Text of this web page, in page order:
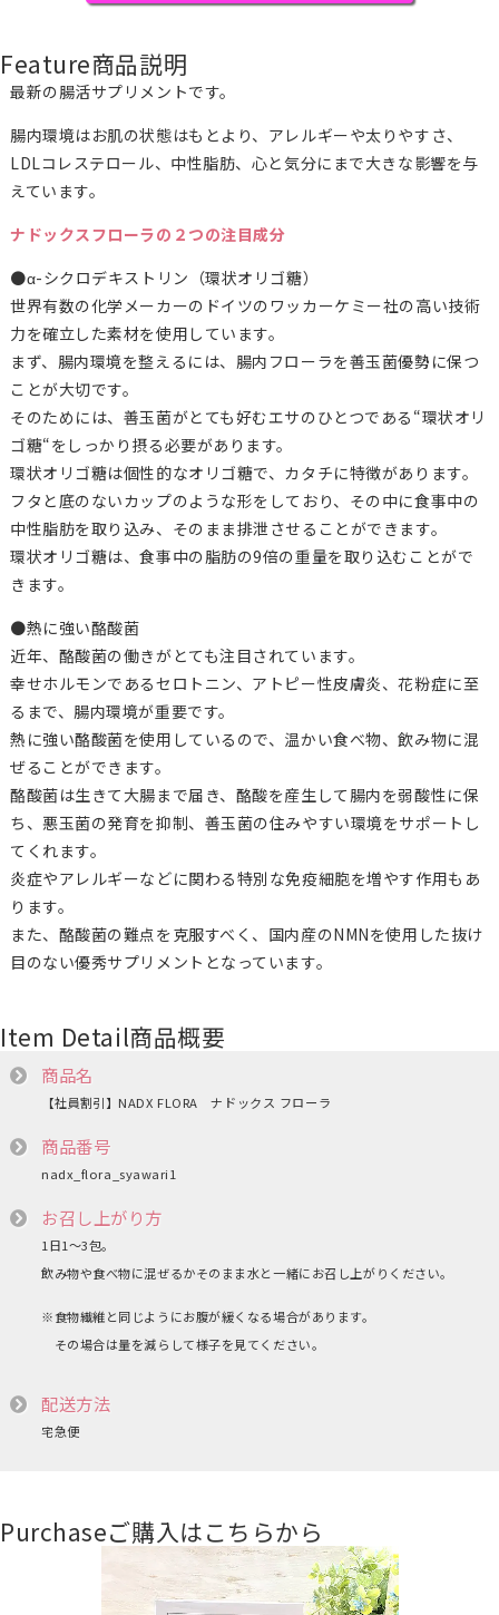
Feature商品説明
最新の腸活サプリメントです。
腸内環境はお肌の状態はもとより、アレルギーや太りやすさ、
LDLコレステロール、中性脂肪、心と気分にまで大きな影響を与
えています。
ナドックスフローラの２つの注目成分
●α-シクロデキストリン（環状オリゴ糖）
世界有数の化学メーカーのドイツのワッカーケミー社の高い技術
力を確立した素材を使用しています。
まず、腸内環境を整えるには、腸内フローラを善玉菌優勢に保つ
ことが大切です。
そのためには、善玉菌がとても好むエサのひとつである“環状オリ
ゴ糖“をしっかり摂る必要があります。
環状オリゴ糖は個性的なオリゴ糖で、カタチに特徴があります。
フタと底のないカップのような形をしており、その中に食事中の
中性脂肪を取り込み、そのまま排泄させることができます。
環状オリゴ糖は、食事中の脂肪の9倍の重量を取り込むことがで
きます。
●熱に強い酪酸菌
近年、酪酸菌の働きがとても注目されています。
幸せホルモンであるセロトニン、アトピー性皮膚炎、花粉症に至
るまで、腸内環境が重要です。
熱に強い酪酸菌を使用しているので、温かい食べ物、飲み物に混
ぜることができます。
酪酸菌は生きて大腸まで届き、酪酸を産生して腸内を弱酸性に保
ち、悪玉菌の発育を抑制、善玉菌の住みやすい環境をサポートし
てくれます。
炎症やアレルギーなどに関わる特別な免疫細胞を増やす作用もあ
ります。
また、酪酸菌の難点を克服すべく、国内産のNMNを使用した抜け
目のない優秀サプリメントとなっています。
Item Detail商品概要
商品名
【社員割引】NADX FLORA ナドックス フローラ
商品番号
nadx_flora_syawari1
お召し上がり方
1日1～3包。
飲み物や食べ物に混ぜるかそのまま水と一緒にお召し上がりください。
※食物繊維と同じようにお腹が緩くなる場合があります。
その場合は量を減らして様子を見てください。
配送方法
宅急便
Purchaseご購入はこちらから